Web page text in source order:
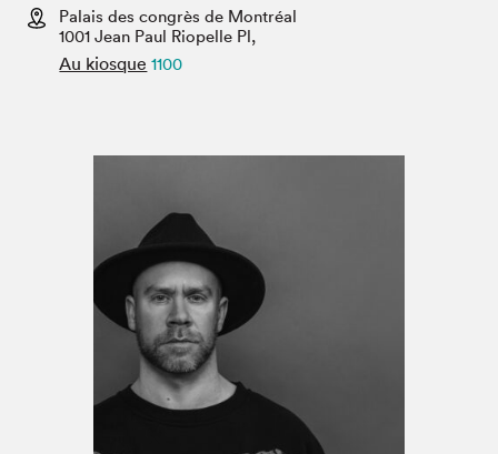
Espace enseignant·e·s
Espace pro
Palais des congrès de Montréal
1001 Jean Paul Riopelle Pl,
Au kiosque 1100